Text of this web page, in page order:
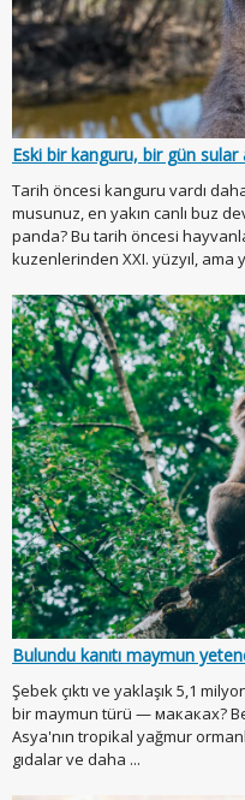
Eski bir kanguru, bir gün sular
Tarih öncesi kanguru vardı
musunuz, en yakın canlı buz
panda? Bu tarih öncesi
kuzenlerinden XXI. yüzyıl, ama
Bulundu kanıtı maymun
Şebek çıktı ve yaklaşık 5,1
bir maymun türü — макаках?
Asya'nın tropikal yağmur
gıdalar ve daha ...